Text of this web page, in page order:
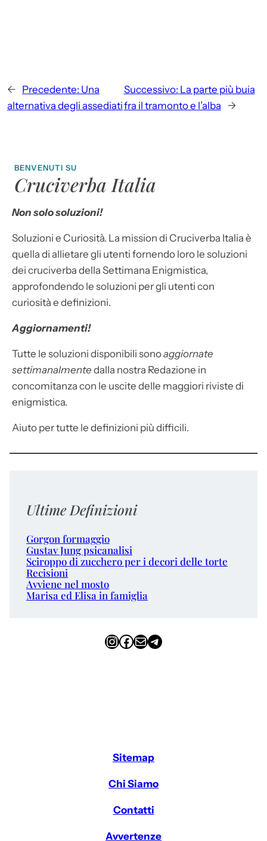
← Precedente: Una
alternativa degli assediati
Successivo: La parte più buia
fra il tramonto e l’alba
→
BENVENUTI SU
Cruciverba Italia
Non solo soluzioni!
Soluzioni e Curiosità. La mission di Cruciverba Italia è
quella di allietare gli utenti fornendo loro le soluzioni
dei cruciverba della Settimana Enigmistica,
approfondendo le soluzioni per gli utenti con
curiosità e definizioni.
Aggiornamenti!
Tutte le soluzioni disponibili sonoaggiornate
settimanalmente dalla nostra Redazione in
concomitanza con le uscite delle maggiori riviste di
enigmistica.
Aiuto per tutte le definizioni più difficili.
Ultime Definizioni
Gorgon formaggio
Gustav Jung psicanalisi
Sciroppo di zucchero per i decori delle torte
Recisioni
Avviene nel mosto
Marisa ed Elisa in famiglia
InstagramFacebook Email Telegram
Sitemap
Chi Siamo
Contatti
Avvertenze